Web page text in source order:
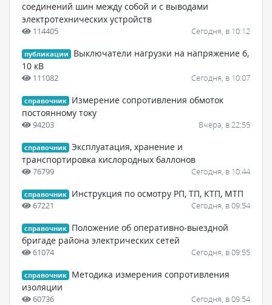
соединений шин между собой и с выводами
электротехнических устройств
114405 Сегодня, в 10:12
публикации
Выключатели нагрузки на напряжение 6,
10 кВ
111082 Сегодня, в 10:07
справочник
Измерение сопротивления обмоток
постоянному току
94203 Вчера, в 22:55
справочник Эксплуатация, хранение и
транспортировка кислородных баллонов
76799 Сегодня, в 10:44
справочник Инструкция по осмотру РП, ТП, КТП, МТП
67221 Сегодня, в 09:54
справочник
Положение об оперативно-выездной
бригаде района электрических сетей
61074 Сегодня, в 09:55
справочник
Методика измерения сопротивления
изоляции
60736 Сегодня, в 09:54